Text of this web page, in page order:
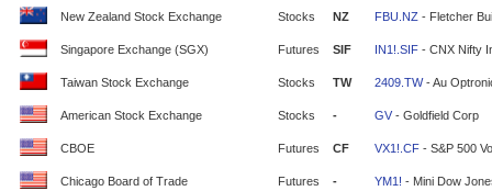
New Zealand Stock Exchange Stocks NZ FBU.NZ - Fletcher
Singapore Exchange (SGX) Futures SIF IN1!.SIF - CNX Nifty
Taiwan Stock Exchange Stocks TW 2409.TW- Au
American Stock Exchange Stocks - GV - Goldfield Corp
CBOE Futures CF VX1!.CF - S&P 500
Chicago Board of Trade Futures - YM1! - Mini Dow